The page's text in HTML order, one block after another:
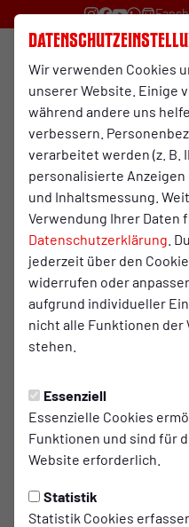
Wir verwenden Cookies
unserer Website. Einige
während andere uns
verbessern.
verarbeitet werden (z. B.
personalisierte
und Inhaltsmessung.
Verwendung Ihrer Daten
Datenschutzerklärung .
jederzeit über den
widerrufen oder
aufgrund individueller
nicht alle Funktionen der
stehen.
Essenziell
Essenzielle Cookies
Funktionen und sind für
Website erforderlich.
Statistik
Statistik Cookies
Das Casino
Der exklusive Logen-
Spielbeginn bis 1,5
Personen. Während des
im exklusiven VIP-Bereich
Kulinarisch verwöhnt Sie
Stefan Opgen-Rhein, der
und einem feinen Gespür
außergewöhnliches
Gäste zaubert. Freuen Sie
Buffet, das mit Raffinesse